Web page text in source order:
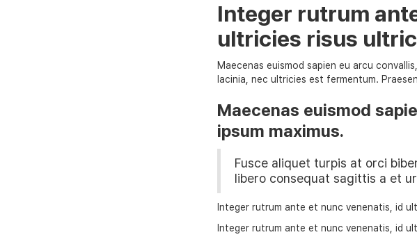
Integer rutrum
ultricies risus
Maecenas euismod sapien eu arcu
lacinia, nec ultricies est fermentum.
Maecenas euismod
ipsum maximus.
Fusce aliquet turpis at orci
libero consequat sagittis a et
Integer rutrum ante et nunc venenatis, id
Integer rutrum ante et nunc venenatis, id